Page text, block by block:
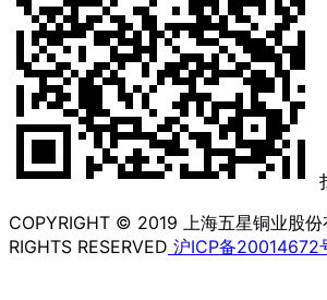
COPYRIGHT © 2019 上海五星铜业股
RIGHTS RESERVED 沪ICP备20014672